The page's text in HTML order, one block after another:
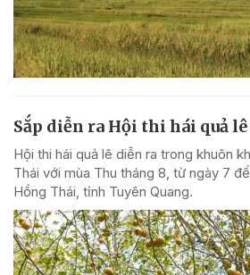
Sắp diễn ra Hội thi hái quả
Hội thi hái quả lê diễn ra trong khuôn
Thái với mùa Thu tháng 8, từ ngày 7
Hồng Thái, tỉnh Tuyên Quang.